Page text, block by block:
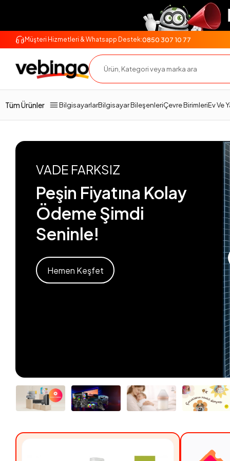
Müşteri Hizmetleri & Whatsapp Destek:0850 307 10 77
Tüm Ürünler BilgisayarlarBilgisayar BileşenleriÇevre BirimleriEv Ve
VADE FARKSIZ
Peşin Fiyatına Kolay
Ödeme Şimdi
Seninle!
Hemen Keşfet